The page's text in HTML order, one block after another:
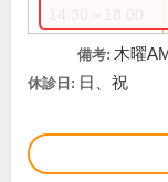
備考: 木曜
休診日: 日、祝